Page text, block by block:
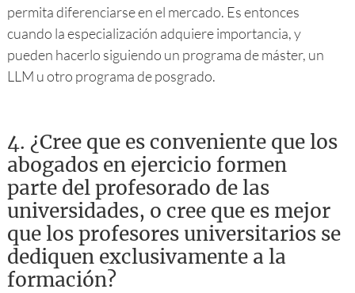
permita diferenciarse en el mercado. Es entonces
cuando la especialización adquiere importancia, y
pueden hacerlo siguiendo un programa de máster, un
LLM u otro programa de posgrado.
4. ¿Cree que es conveniente que los
abogados en ejercicio formen
parte del profesorado de las
universidades, o cree que es mejor
que los profesores universitarios se
dediquen exclusivamente a la
formación?